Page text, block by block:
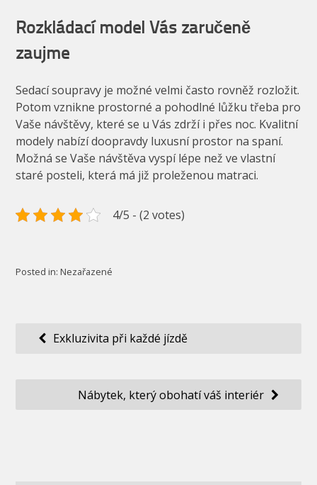
Rozkládací model Vás zaručeně
zaujme
Sedací soupravy je možné velmi často rovněž rozložit.
Potom vznikne prostorné a pohodlné lůžku třeba pro
Vaše návštěvy, které se u Vás zdrží i přes noc. Kvalitní
modely nabízí doopravdy luxusní prostor na spaní.
Možná se Vaše návštěva vyspí lépe než ve vlastní
staré posteli, která má již proleženou matraci.
4/5 - (2 votes)
Posted in: Nezařazené
NavigaceExkluzivita při každé jízdě
Nábytek, který obohatí váš interiér